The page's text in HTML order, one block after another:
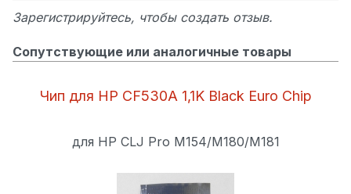
Зарегистрируйтесь, чтобы создать отзыв.
Сопутствующие или аналогичные товары
Чип для HP CF530A 1,1K Black Euro Chip
для HP CLJ Pro M154/M180/M181